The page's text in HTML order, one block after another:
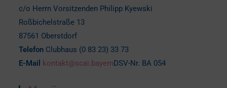
c/o Herrn Vorsitzenden Philipp Kyewski
Roßbichelstraße 13
87561 Oberstdorf
Telefon Clubhaus (0 83 23) 33 73
E-Mail
kontakt@scai.bayernDSV-Nr. BA 054